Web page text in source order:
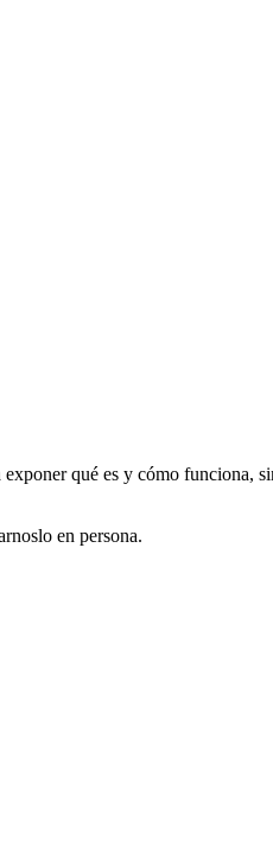
qué es y cómo funciona,
en persona.